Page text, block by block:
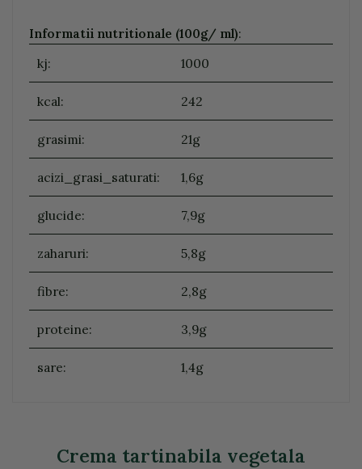
Informatii nutritionale (100g/ ml):
kj:
1000
kcal: 242
grasimi: 21g
acizi_grasi_saturati: 1,6g
glucide: 7,9g
zaharuri: 5,8g
fibre: 2,8g
proteine: 3,9g
sare: 1,4g
Crema tartinabila vegetala